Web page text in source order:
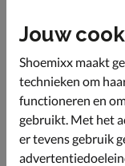
Deze
Het bovenwerk
De binnenkant
heerlijk warm
Voorzien van
grip.
Jouw
Shoemixx maakt
technieken om
functioneren en
gebruikt. Met het
er tevens gebruik